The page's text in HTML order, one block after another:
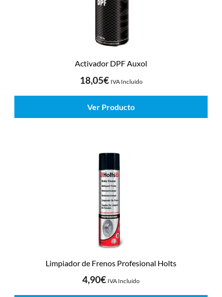
Activador DPF Auxol
18,05€ IVA Incluído
Ver Producto
Limpiador de Frenos Profesional Holts
4,90€ IVA Incluído